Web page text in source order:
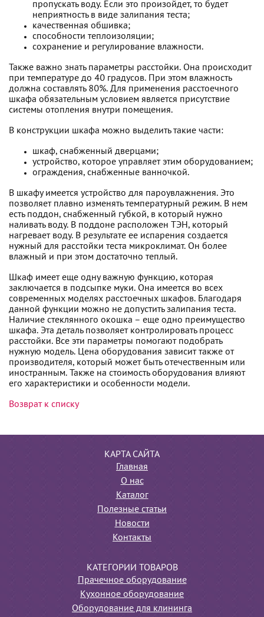
пропускать воду. Если это произойдет, то будет
неприятность в виде залипания теста;
качественная обшивка;
способности теплоизоляции;
сохранение и регулирование влажности.
Также важно знать параметры расстойки. Она происходит
при температуре до 40 градусов. При этом влажность
должна составлять 80%. Для применения расстоечного
шкафа обязательным условием является присутствие
системы отопления внутри помещения.
В конструкции шкафа можно выделить такие части:
шкаф, снабженный дверцами;
устройство, которое управляет этим оборудованием;
ограждения, снабженные ванночкой.
В шкафу имеется устройство для пароувлажнения. Это
позволяет плавно изменять температурный режим. В нем
есть поддон, снабженный губкой, в который нужно
наливать воду. В поддоне расположен ТЭН, который
нагревает воду. В результате ее испарения создается
нужный для расстойки теста микроклимат. Он более
влажный и при этом достаточно теплый.
Шкаф имеет еще одну важную функцию, которая
заключается в подсыпке муки. Она имеется во всех
современных моделях расстоечных шкафов. Благодаря
данной функции можно не допустить залипания теста.
Наличие стеклянного окошка – еще одно преимущество
шкафа. Эта деталь позволяет контролировать процесс
расстойки. Все эти параметры помогают подобрать
нужную модель. Цена оборудования зависит также от
производителя, который может быть отечественным или
иностранным. Также на стоимость оборудования влияют
его характеристики и особенности модели.
Возврат к списку
КАРТА САЙТА
Главная
О нас
Каталог
Полезные статьи
Новости
Контакты
КАТЕГОРИИ ТОВАРОВ
Прачечное оборудование
Кухонное оборудование
Оборудование для клининга